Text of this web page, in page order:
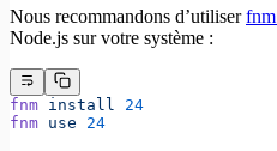
Nous recommandons d’utiliserfnm
Node.js sur votre système :
fnm install
24
fnm use 24